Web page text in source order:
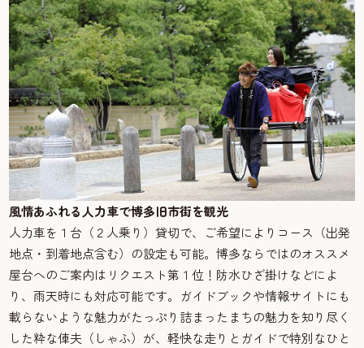
風情あふれる人力車で博多旧市街を観光
人力車を１台（２人乗り）貸切で、ご希望によりコース（出発
地点・到着地点含む）の設定も可能。博多ならではのオススメ
屋台へのご案内はリクエスト第１位！防水ひざ掛けなどによ
り、雨天時にも対応可能です。ガイドブックや情報サイトにも
載らないような魅力がたっぷり詰まったまちの魅力を知り尽く
した粋な俥夫（しゃふ）が、軽快な走りとガイドで特別なひと